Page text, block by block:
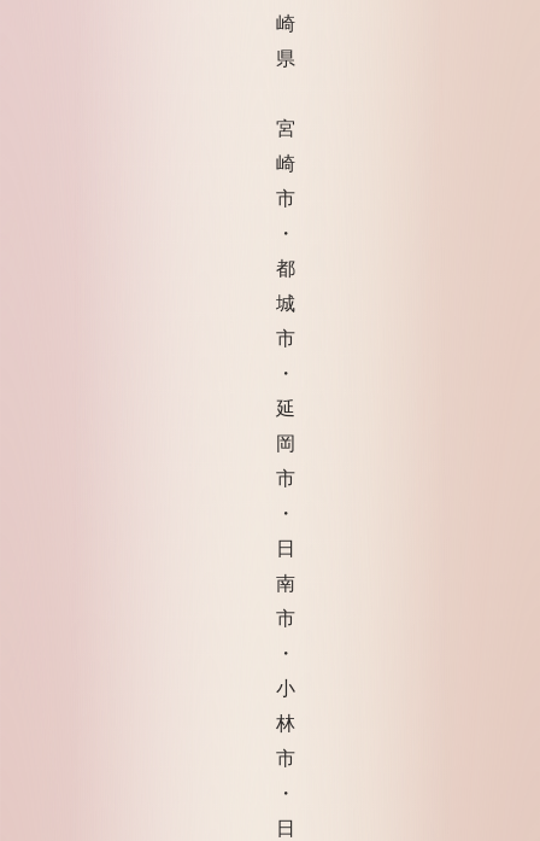
崎
県
宮
崎
市
・
都
城
市
・
延
岡
市
・
日
南
市
・
小
林
市
・
日